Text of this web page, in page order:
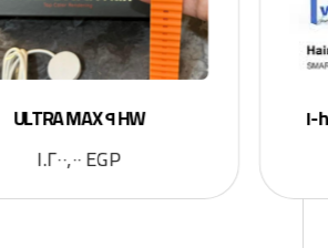
HW ٩ ULTRA MAX
EGP